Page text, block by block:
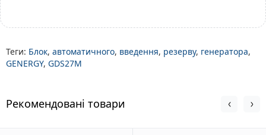
Теги: Блок, автоматичного, введення, резерву, генератора,
GENERGY, GDS27M
Рекомендовані товари